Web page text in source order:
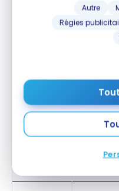
Autre
Régies
App
Store